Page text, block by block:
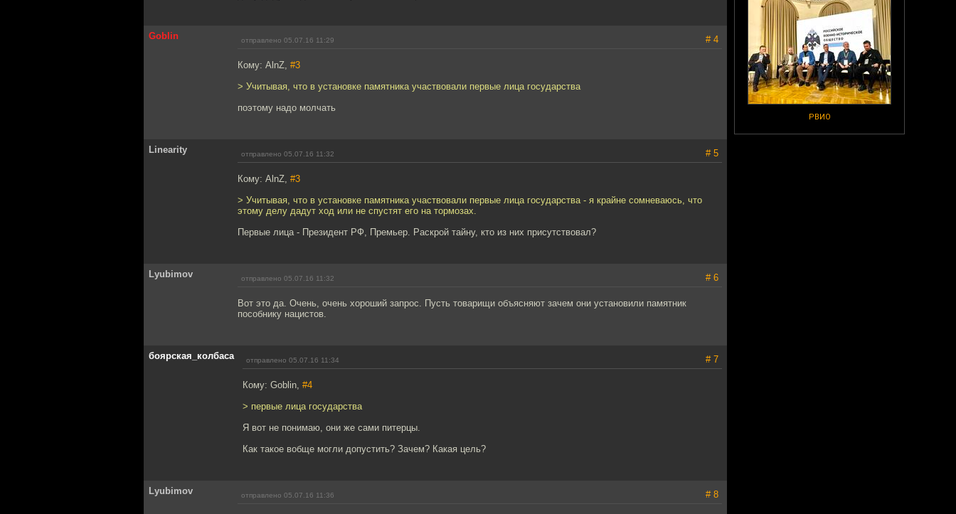
РВИО
Goblin отправлено 05.07.16 11:29 # 4
Кому: AlnZ, #3
> Учитывая, что в установке памятника участвовали первые лица государства
поэтому надо молчать
Linearity отправлено 05.07.16 11:32 # 5
Кому: AlnZ, #3
> Учитывая, что в установке памятника участвовали первые лица государства - я крайне сомневаюсь, что
этому делу дадут ход или не спустят его на тормозах.
Первые лица - Президент РФ, Премьер. Раскрой тайну, кто из них присутствовал?
Lyubimov отправлено 05.07.16 11:32 # 6
Вот это да. Очень, очень хороший запрос. Пусть товарищи объясняют зачем они установили памятник
пособнику нацистов.
боярская_колбаса отправлено 05.07.16 11:34 # 7
Кому: Goblin, #4
> первые лица государства
Я вот не понимаю, они же сами питерцы.
Как такое вобще могли допустить? Зачем? Какая цель?
Lyubimov отправлено 05.07.16 11:36 # 8